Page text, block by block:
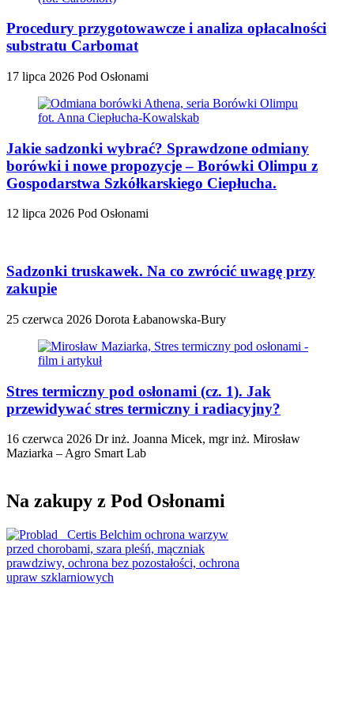
Procedury przygotowawcze i analiza opłacalności
substratu Carbomat
17 lipca 2026 Pod Osłonami
Jakie sadzonki wybrać? Sprawdzone odmiany
borówki i nowe propozycje – Borówki Olimpu z
Gospodarstwa Szkółkarskiego Ciepłucha.
12 lipca 2026 Pod Osłonami
Sadzonki truskawek. Na co zwrócić uwagę przy
zakupie
25 czerwca 2026 Dorota Łabanowska-Bury
Stres termiczny pod osłonami (cz. 1). Jak
przewidywać stres termiczny i radiacyjny?
16 czerwca 2026 Dr inż. Joanna Micek, mgr inż. Mirosław
Maziarka – Agro Smart Lab
Na zakupy z Pod Osłonami